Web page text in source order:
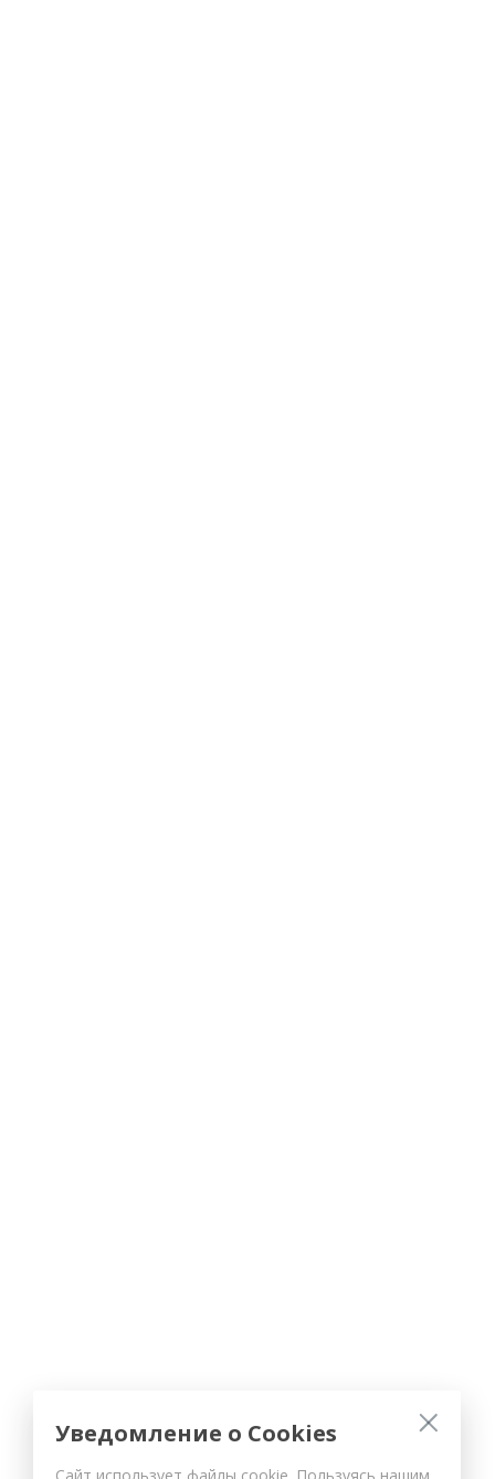
Уведомление о Cookies